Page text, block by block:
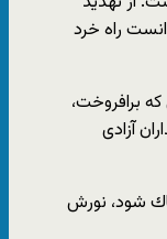
راه خرد
برافروخت،
آزادی
شود، نورش